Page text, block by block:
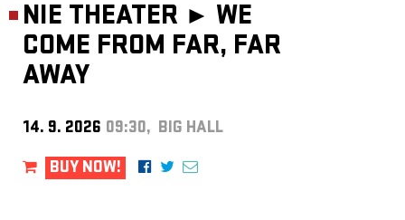
NIE THEATER ► WE
COME FROM FAR, FAR
AWAY
14. 9. 2026 09:30, BIG HALL
BUY NOW!